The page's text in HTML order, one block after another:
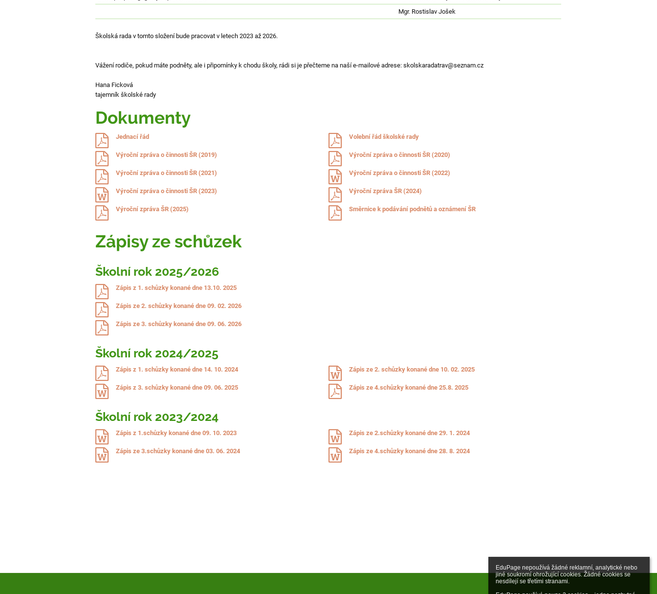
EduPage nepoužívá žádné reklamní, analytické nebo
jiné soukromí ohrožující cookies. Žádné cookies se
nesdílejí se třetími stranami.
Mgr. Rostislav Jošek
Školská rada v tomto složení bude pracovat v letech 2023 až 2026.
Vážení rodiče, pokud máte podněty, ale i připomínky k chodu školy, rádi si je přečteme na naší e-mailové adrese: skolskaradatrav@seznam.cz
Hana Ficková
tajemník školské rady
Dokumenty
Jednací řád Volební řád školské rady
Výroční zpráva o činnosti ŠR (2019) Výroční zpráva o činnosti ŠR (2020)
Výroční zpráva o činnosti ŠR (2021) Výroční zpráva o činnosti ŠR (2022)
Výroční zpráva o činnosti ŠR (2023) Výroční zpráva ŠR (2024)
Výroční zpráva ŠR (2025) Směrnice k podávání podnětů a oznámení ŠR
Zápisy ze schůzek
Školní rok 2025/2026
Zápis z 1. schůzky konané dne 13.10. 2025
Zápis ze 2. schůzky konané dne 09. 02. 2026
Zápis ze 3. schůzky konané dne 09. 06. 2026
Školní rok 2024/2025
Zápis z 1. schůzky konané dne 14. 10. 2024 Zápis ze 2. schůzky konané dne 10. 02. 2025
Zápis z 3. schůzky konané dne 09. 06. 2025 Zápis ze 4.schůzky konané dne 25.8. 2025
Školní rok 2023/2024
Zápis z 1.schůzky konané dne 09. 10. 2023 Zápis ze 2.schůzky konané dne 29. 1. 2024
Zápis ze 3.schůzky konané dne 03. 06. 2024 Zápis ze 4.schůzky konané dne 28. 8. 2024